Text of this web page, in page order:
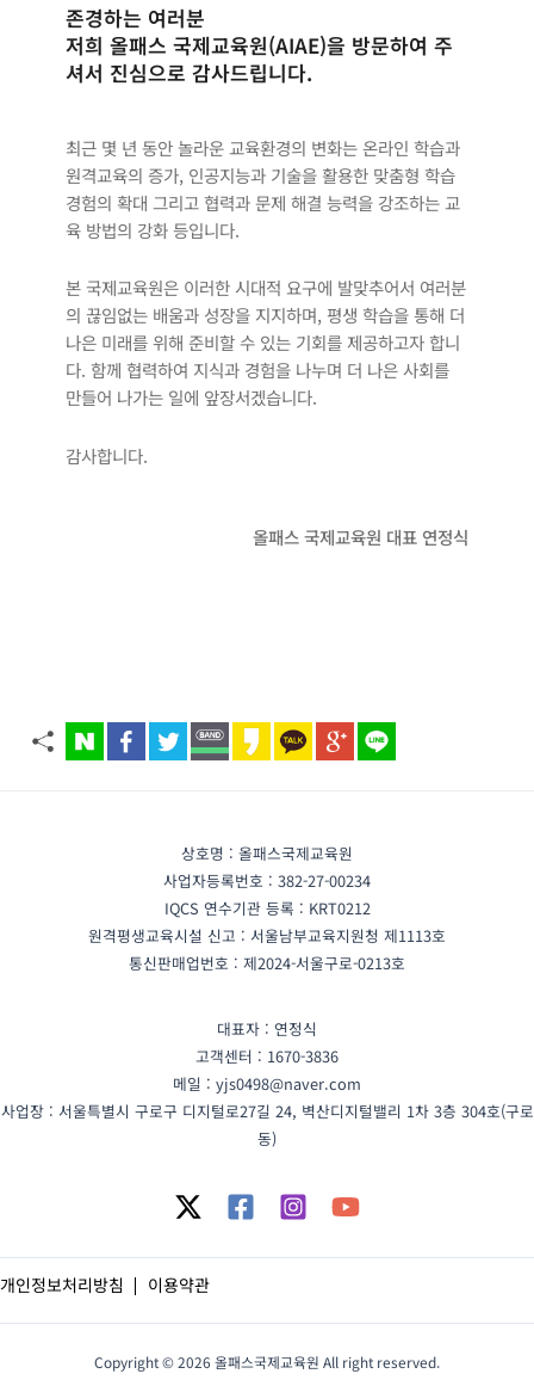
존경하는 여러분
저희 올패스 국제교육원(AIAE)을 방문하여 주
셔서 진심으로 감사드립니다.
최근 몇 년 동안 놀라운 교육환경의 변화는 온라인 학습과
원격교육의 증가, 인공지능과 기술을 활용한 맞춤형 학습
경험의 확대 그리고 협력과 문제 해결 능력을 강조하는 교
육 방법의 강화 등입니다.
본 국제교육원은 이러한 시대적 요구에 발맞추어서 여러분
의 끊임없는 배움과 성장을 지지하며, 평생 학습을 통해 더
나은 미래를 위해 준비할 수 있는 기회를 제공하고자 합니
다. 함께 협력하여 지식과 경험을 나누며 더 나은 사회를
만들어 나가는 일에 앞장서겠습니다.
감사합니다.
올패스 국제교육원 대표 연정식
상호명 : 올패스국제교육원
사업자등록번호 : 382-27-00234
IQCS 연수기관 등록 : KRT0212
원격평생교육시설 신고 : 서울남부교육지원청 제1113호
통신판매업번호 : 제2024-서울구로-0213호
대표자 : 연정식
고객센터 : 1670-3836
메일 : yjs0498@naver.com
사업장 : 서울특별시 구로구 디지털로27길 24, 벽산디지털밸리 1차 3층 304호(구로
동)
개인정보처리방침 이용약관
Copyright © 2026 올패스국제교육원 All right reserved.